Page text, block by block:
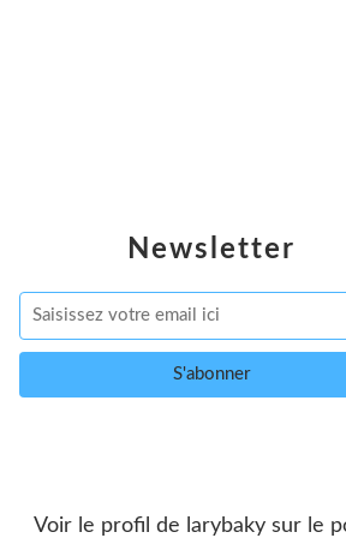
Newsletter
Voir le profil de larybakysur le